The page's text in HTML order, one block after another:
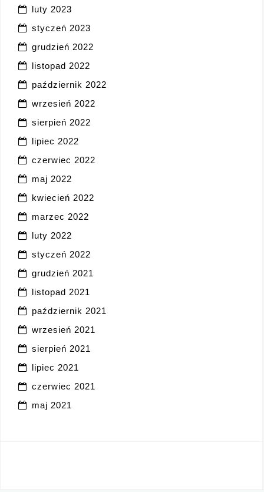
luty 2023
styczeń 2023
grudzień 2022
listopad 2022
październik 2022
wrzesień 2022
sierpień 2022
lipiec 2022
czerwiec 2022
maj 2022
kwiecień 2022
marzec 2022
luty 2022
styczeń 2022
grudzień 2021
listopad 2021
październik 2021
wrzesień 2021
sierpień 2021
lipiec 2021
czerwiec 2021
maj 2021